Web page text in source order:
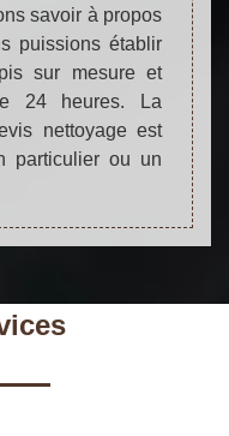
savoir à propos
puissions établir
sur mesure et
24 heures. La
nettoyage est
particulier ou un